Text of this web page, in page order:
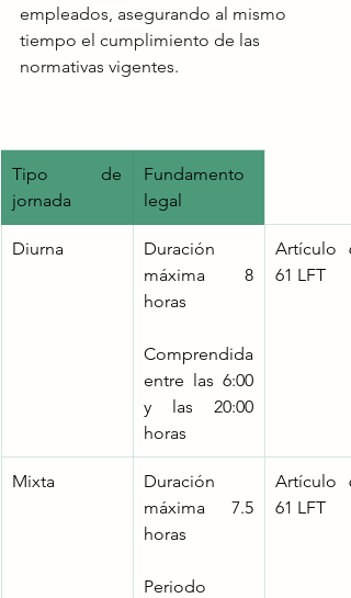
empleados, asegurando al mismo
tiempo el cumplimiento de las
normativas vigentes.
Tipo de
jornada
Fundamento
legal
Diurna
Duración
máxima 8
horas
Comprendida
entre las 6:00
y las 20:00
horas
Artículo
61 LFT
Mixta
Duración
máxima 7.5
horas
Periodo
Artículo
61 LFT